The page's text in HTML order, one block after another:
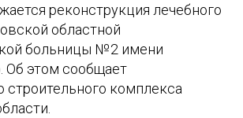
реконструкция лечебного
областной
больницы № 2 имени
Об этом сообщает
строительного комплекса